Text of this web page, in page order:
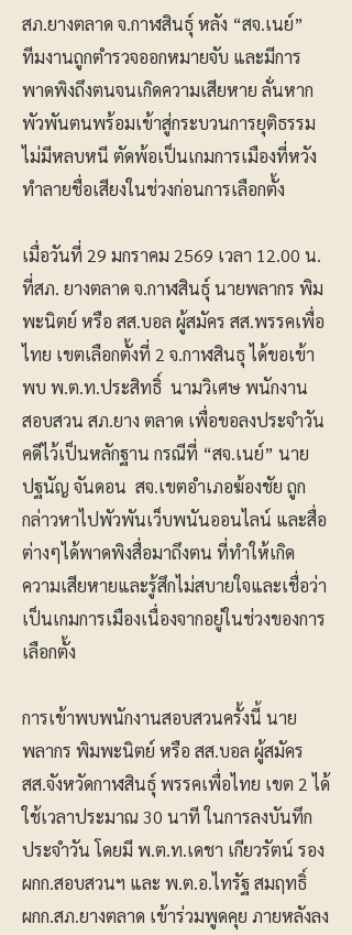
สภ.ยางตลาด จ.กาฬสินธุ์ หลัง “สจ.เนย์”
ทีมงานถูกตำรวจออกหมายจับ และมีการ
พาดพิงถึงตนจนเกิดความเสียหาย ลั่นหาก
พัวพันตนพร้อมเข้าสู่กระบวนการยุติธรรม
ไม่มีหลบหนี ตัดพ้อเป็นเกมการเมืองที่หวัง
ทำลายชื่อเสียงในช่วงก่อนการเลือกตั้ง
เมื่อวันที่ 29 มกราคม 2569 เวลา 12.00 น.
ที่สภ. ยางตลาด จ.กาฬสินธุ์ นายพลากร พิม
พะนิตย์ หรือ สส.บอล ผู้สมัคร สส.พรรคเพื่อ
ไทย เขตเลือกตั้งที่ 2 จ.กาฬสินธุ ได้ขอเข้า
พบ พ.ต.ท.ประสิทธิ์ นามวิเศษ พนักงาน
สอบสวน สภ.ยาง ตลาด เพื่อขอลงประจำวัน
คดีไว้เป็นหลักฐาน กรณีที่ “สจ.เนย์” นาย
ปฐนัญ จันดอน สจ.เขตอำเภอฆ้องชัย ถูก
กล่าวหาไปพัวพันเว็บพนันออนไลน์ และสื่อ
ต่างๆได้พาดพิงสื่อมาถึงตน ที่ทำให้เกิด
ความเสียหายและรู้สึกไม่สบายใจและเชื่อว่า
เป็นเกมการเมืองเนื่องจากอยู่ในช่วงของการ
เลือกตั้ง
การเข้าพบพนักงานสอบสวนครั้งนี้ นาย
พลากร พิมพะนิตย์ หรือ สส.บอล ผู้สมัคร
สส.จังหวัดกาฬสินธุ์ พรรคเพื่อไทย เขต 2 ได้
ใช้เวลาประมาณ 30 นาที ในการลงบันทึก
ประจำวัน โดยมี พ.ต.ท.เดชา เกียวรัตน์ รอง
ผกก.สอบสวนฯ และ พ.ต.อ.ไทรัฐ สมฤทธิ์
ผกก.สภ.ยางตลาด เข้าร่วมพูดคุย ภายหลังลง